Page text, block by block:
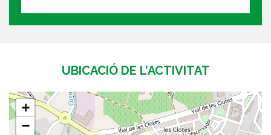
UBICACIÓ DE L’ACTIVITAT
+
−